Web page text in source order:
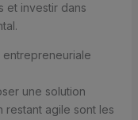
et investir dans
une solution
restant agile sont les